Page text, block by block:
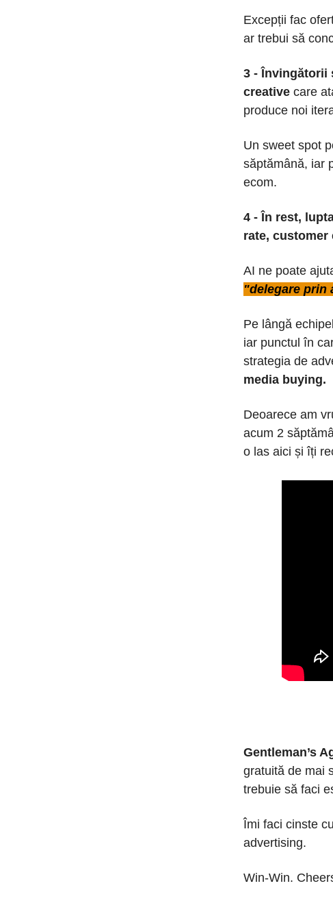
Excepții fac
ar trebui să
3 - Învingătorii
creative care
produce noi
Un sweet spot
săptămână, iar
ecom.
4 - În rest,
rate, customer
AI ne poate
"delegare prin
Pe lângă
iar punctul în
strategia de
media buying.
Deoarece am
acum 2
o las aici și îți
Gentleman’s
gratuită de mai
trebuie să faci
Îmi faci cinste
advertising.
Win-Win.